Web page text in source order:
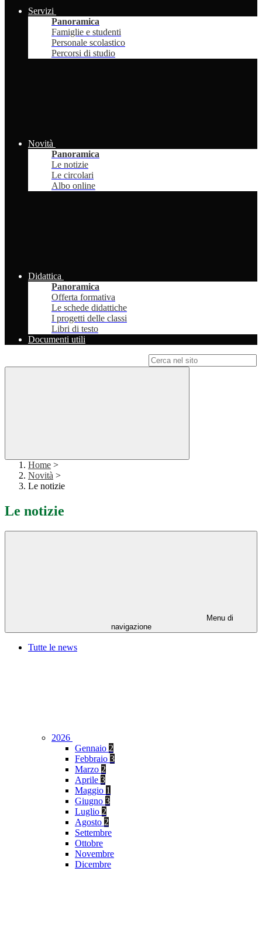
Servizi
Panoramica
Famiglie e studenti
Personale scolastico
Percorsi di studio
Novità
Panoramica
Le notizie
Le circolari
Albo online
Didattica
Panoramica
Offerta formativa
Le schede didattiche
I progetti delle classi
Libri di testo
Documenti utili
Home >
Novità >
Le notizie
Le notizie
Menu di
navigazione
Tutte le news
2026
Gennaio 2
Febbraio 3
Marzo 2
Aprile 3
Maggio 1
Giugno 3
Luglio 2
Agosto 2
Settembre
Ottobre
Novembre
Dicembre